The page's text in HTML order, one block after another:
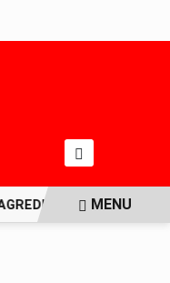
GRAVEMENTE
MENU